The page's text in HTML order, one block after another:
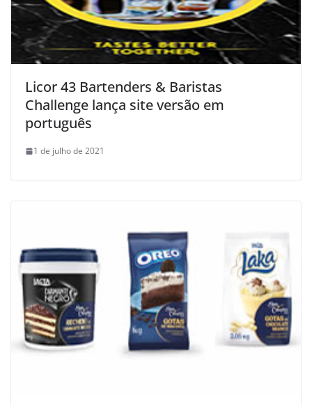
Licor 43 Bartenders & Baristas
Challenge lança site versão em
português
1 de julho de 2021